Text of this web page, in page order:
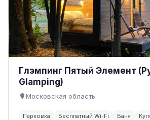
Глэмпинг Пятый Элемент
Glamping)
Московская область
Парковка Бесплатный Wi-Fi Баня